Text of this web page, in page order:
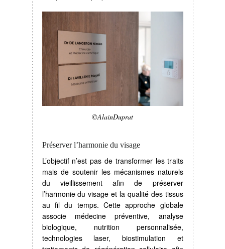
©AlainDuprat
Préserver l’harmonie du visage
L’objectif n’est pas de transformer les traits
mais de soutenir les mécanismes naturels
du vieillissement afin de préserver
l’harmonie du visage et la qualité des tissus
au fil du temps. Cette approche globale
associe médecine préventive, analyse
biologique, nutrition personnalisée,
technologies laser, biostimulation et